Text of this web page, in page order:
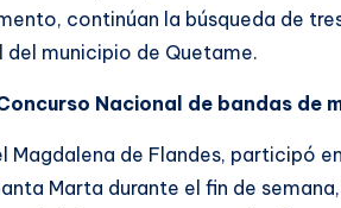
continúan la búsqueda de
del municipio de Quetame.
Nacional de bandas de
Magdalena de Flandes, participó
Marta durante el fin de